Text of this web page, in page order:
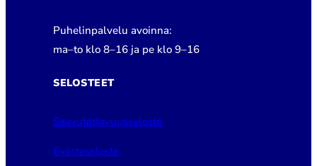
Puhelinpalvelu avoinna:
ma–to klo 8–16 ja pe klo 9–16
SELOSTEET
Saavutettavuusseloste
Evästeseloste